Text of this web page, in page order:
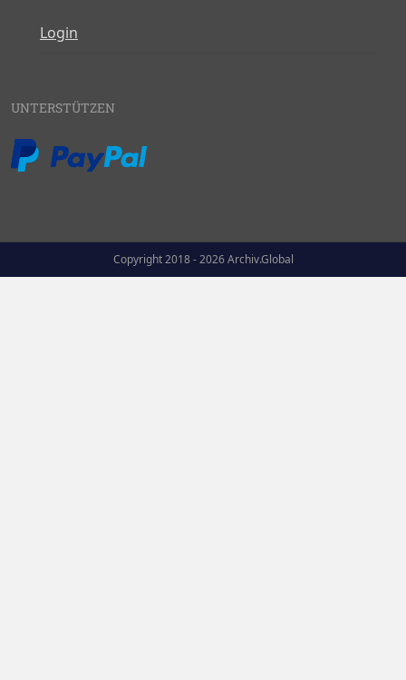
Login
UNTERSTÜTZEN
Copyright 2018 - 2026 Archiv.Global